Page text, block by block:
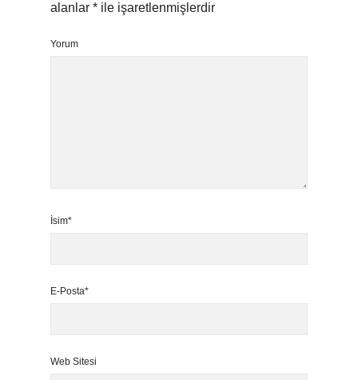
alanlar * ile işaretlenmişlerdir
Yorum
İsim*
E-Posta*
Web Sitesi